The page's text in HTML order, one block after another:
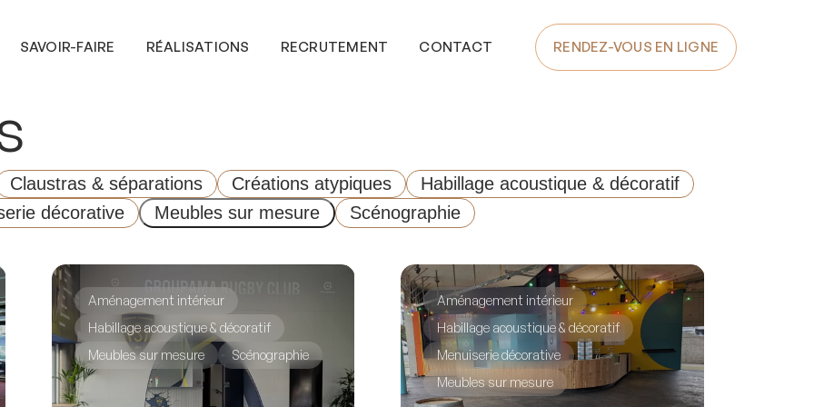
SAVOIR-FAIRE RÉALISATIONS RECRUTEMENT CONTACT RENDEZ-VOUS EN LIGNE
Claustras & séparations Créations atypiques
Habillage acoustique & décoratif
décorative
Meubles sur mesure Scénographie
Aménagement intérieur
Habillage acoustique & décoratif
Meubles sur mesure
Scénographie
Aménagement intérieur
Habillage acoustique & décoratif
Menuiserie décorative
Meubles sur mesure